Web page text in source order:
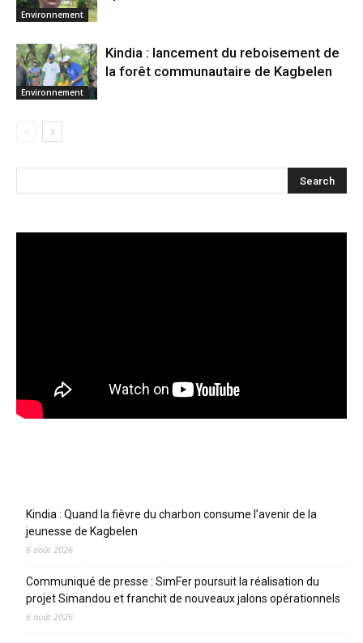
Environnement
Environnement
Kindia : lancement du reboisement de
la forêt communautaire de Kagbelen
Kindia : Quand la fièvre du charbon consume l’avenir de la
jeunesse de Kagbelen
6 août 2026
Communiqué de presse : SimFer poursuit la réalisation du
projet Simandou et franchit de nouveaux jalons opérationnels
6 août 2026